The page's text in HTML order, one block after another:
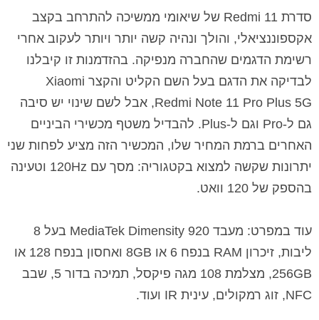
סדרת Redmi 11 של שיאומי ממשיכה להתרחב בקצב
אקספוננציאלי, והולך ונהיה קשה יותר ויותר לעקוב אחרי
רשימת הדגמים שהחברה מנפיקה. בהזדמנות זו קיבלנו
לבדיקה את הדגם בעל השם הקליט והקצר Xiaomi
Redmi Note 11 Pro Plus 5G, אבל לשם שינוי יש סיבה
גם ל-Pro וגם ל-Plus. להבדיל משטף מכשירי הביניים
האחרים ברמת המחיר שלו, המכשיר הזה מציע לפחות שני
יתרונות שקשה למצוא בקטגוריה: מסך עם 120Hz וטעינה
בהספק של 120 וואט.
עוד במפרט: מעבד MediaTek Dimensity 920 בעל 8
ליבות, זיכרון RAM בנפח 6 או 8GB ואחסון בנפח 128 או
256GB, מצלמת 108 מגה פיקסל, תמיכה בדור 5, שבב
NFC, זוג רמקולים, עינית IR ועוד.